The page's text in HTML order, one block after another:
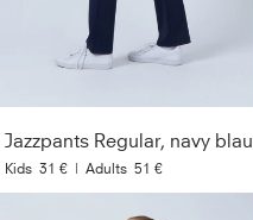
Jazzpants Regular, navy blau
Kids 31 € | Adults 51 €